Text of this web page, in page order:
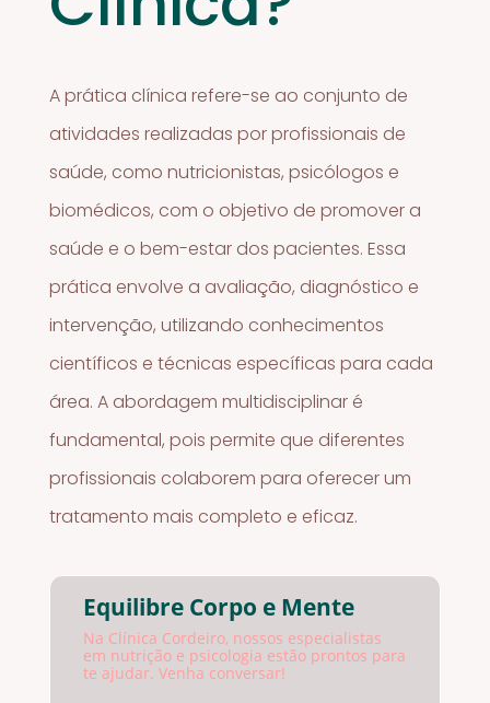
A prática clínica refere-se ao conjunto de
atividades realizadas por profissionais de
saúde, como nutricionistas, psicólogos e
biomédicos, com o objetivo de promover a
saúde e o bem-estar dos pacientes. Essa
prática envolve a avaliação, diagnóstico e
intervenção, utilizando conhecimentos
científicos e técnicas específicas para cada
área. A abordagem multidisciplinar é
fundamental, pois permite que diferentes
profissionais colaborem para oferecer um
tratamento mais completo e eficaz.
Equilibre Corpo e Mente
Na Clínica Cordeiro, nossos especialistas
em nutrição e psicologia estão prontos para
te ajudar. Venha conversar!